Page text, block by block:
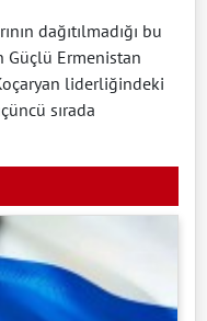
dağıtılmadığı bu
Güçlü Ermenistan
liderliğindeki
sırada